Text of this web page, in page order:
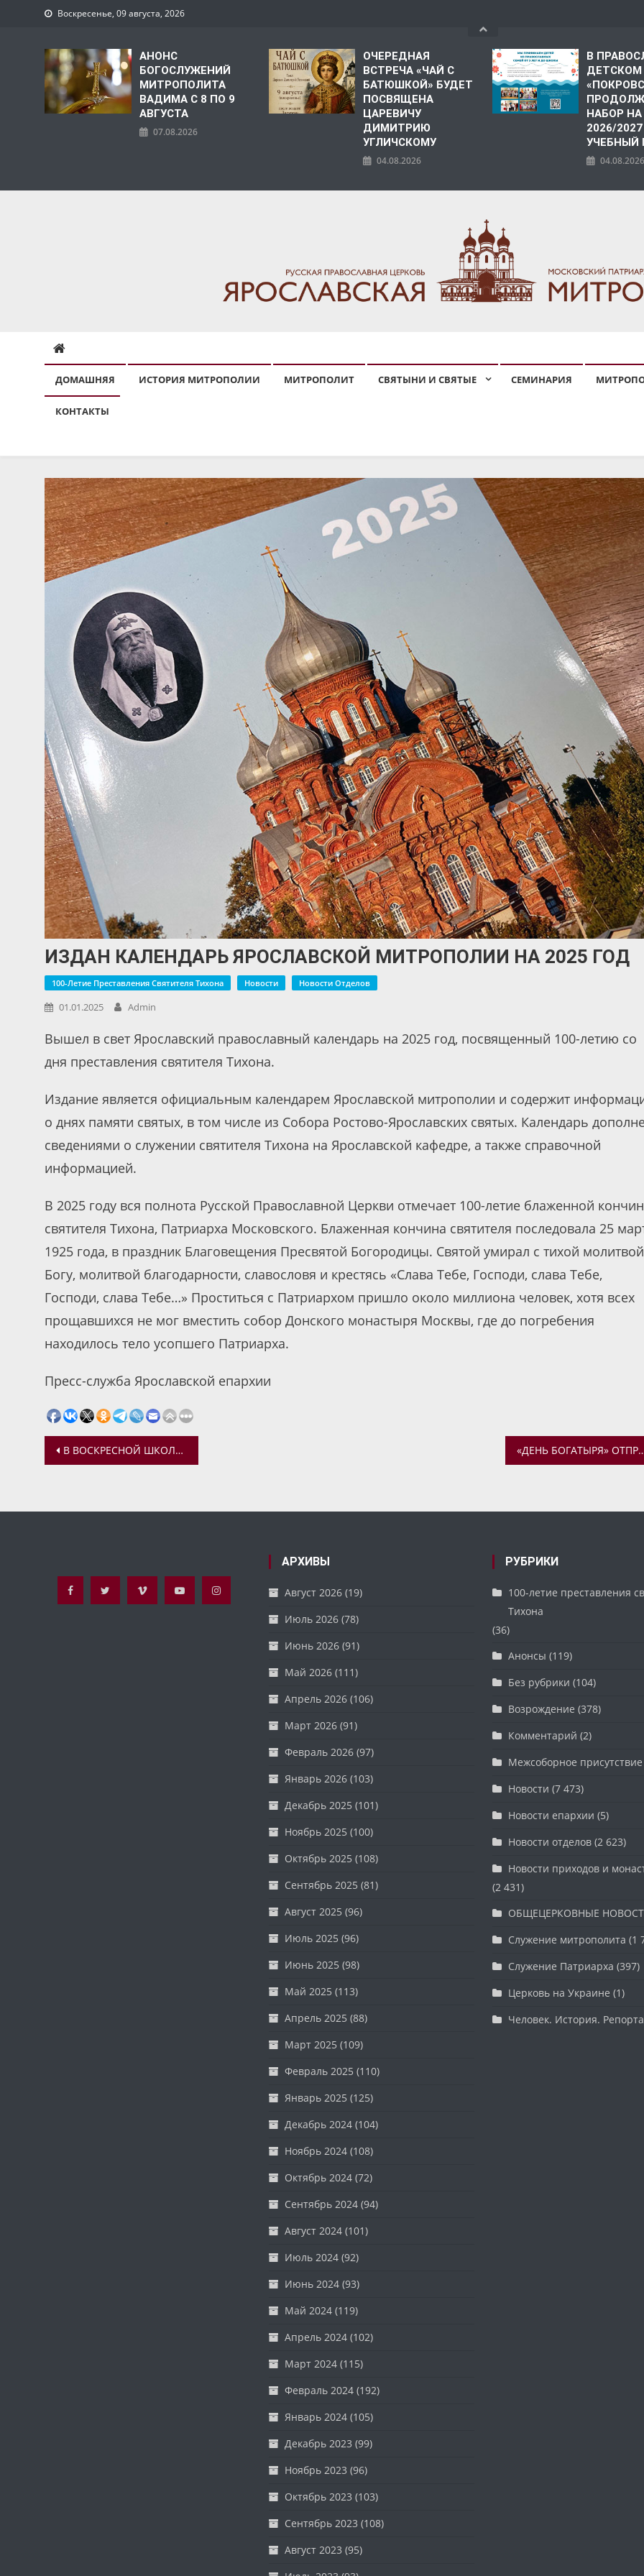
Воскресенье, 09 августа, 2026
АНОНС
БОГОСЛУЖЕНИЙ
МИТРОПОЛИТА
ВАДИМА С 8 ПО 9
АВГУСТА
07.08.2026
ОЧЕРЕДНАЯ
ВСТРЕЧА «ЧАЙ С
БАТЮШКОЙ» БУДЕТ
ПОСВЯЩЕНА
ЦАРЕВИЧУ
ДИМИТРИЮ
УГЛИЧСКОМУ
04.08.2026
В
ДЕТСКОМ
НАБОР
2026/2027
УЧЕБНЫЙ
04.08.2026
ДОМАШНЯЯ ИСТОРИЯ МИТРОПОЛИИ МИТРОПОЛИТ СВЯТЫНИ И СВЯТЫЕ СЕМИНАРИЯ
КОНТАКТЫ
ИЗДАН КАЛЕНДАРЬ ЯРОСЛАВСКОЙ МИТРОПОЛИИ НА 2025 ГОД
100-Летие Преставления Святителя Тихона Новости Новости Отделов
01.01.2025 Admin
Вышел в свет Ярославский православный календарь на 2025 год, посвященный 100-летию со
дня преставления святителя Тихона.
Издание является официальным календарем Ярославской митрополии и содержит
о днях памяти святых, в том числе из Собора Ростово-Ярославских святых. Календарь
сведениями о служении святителя Тихона на Ярославской кафедре, а также справочной
информацией.
В 2025 году вся полнота Русской Православной Церкви отмечает 100-летие блаженной
святителя Тихона, Патриарха Московского. Блаженная кончина святителя последовала 25
1925 года, в праздник Благовещения Пресвятой Богородицы. Святой умирал с тихой
Богу, молитвой благодарности, славословя и крестясь «Слава Тебе, Господи, слава Тебе,
Господи, слава Тебе…» Проститься с Патриархом пришло около миллиона человек, хотя всех
прощавшихся не мог вместить собор Донского монастыря Москвы, где до погребения
находилось тело усопшего Патриарха.
Пресс-служба Ярославской епархии
Навигация
записям
В ВОСКРЕСНОЙ ШКОЛЕ ХРАМА ПАРАСКЕВЫ ПЯТНИЦЫ ГОТОВЯТСЯ К РОЖДЕСТВУ ХРИСТОВУ «ДЕНЬ БОГАТЫРЯ» ОТПРАЗДНОВАЛИ В ПРИХОДЕ
АРХИВЫ
Август 2026(19)
Июль 2026(78)
Июнь 2026(91)
Май 2026(111)
Апрель 2026(106)
Март 2026(91)
Февраль 2026(97)
Январь 2026(103)
Декабрь 2025 (101)
Ноябрь 2025 (100)
Октябрь 2025 (108)
Сентябрь 2025 (81)
Август 2025 (96)
Июль 2025 (96)
Июнь 2025 (98)
Май 2025 (113)
Апрель 2025 (88)
Март 2025 (109)
Февраль 2025 (110)
Январь 2025 (125)
Декабрь 2024(104)
Ноябрь 2024(108)
Октябрь 2024(72)
Сентябрь 2024(94)
Август 2024(101)
Июль 2024(92)
Июнь 2024(93)
Май 2024(119)
Апрель 2024(102)
Март 2024(115)
Февраль 2024(192)
Январь 2024(105)
Декабрь 2023 (99)
Ноябрь 2023 (96)
Октябрь 2023 (103)
Сентябрь 2023 (108)
Август 2023 (95)
РУБРИКИ
100-летие преставления
Тихона
(36)
Анонсы (119)
Без рубрики (104)
Возрождение (378)
Комментарий (2)
Межсоборное присутствие
Новости (7 473)
Новости епархии (5)
Новости отделов(2 623)
Новости приходов и
(2 431)
ОБЩЕЦЕРКОВНЫЕ
Служение митрополита (1
Служение Патриарха (397)
Церковь на Украине (1)
Человек. История.